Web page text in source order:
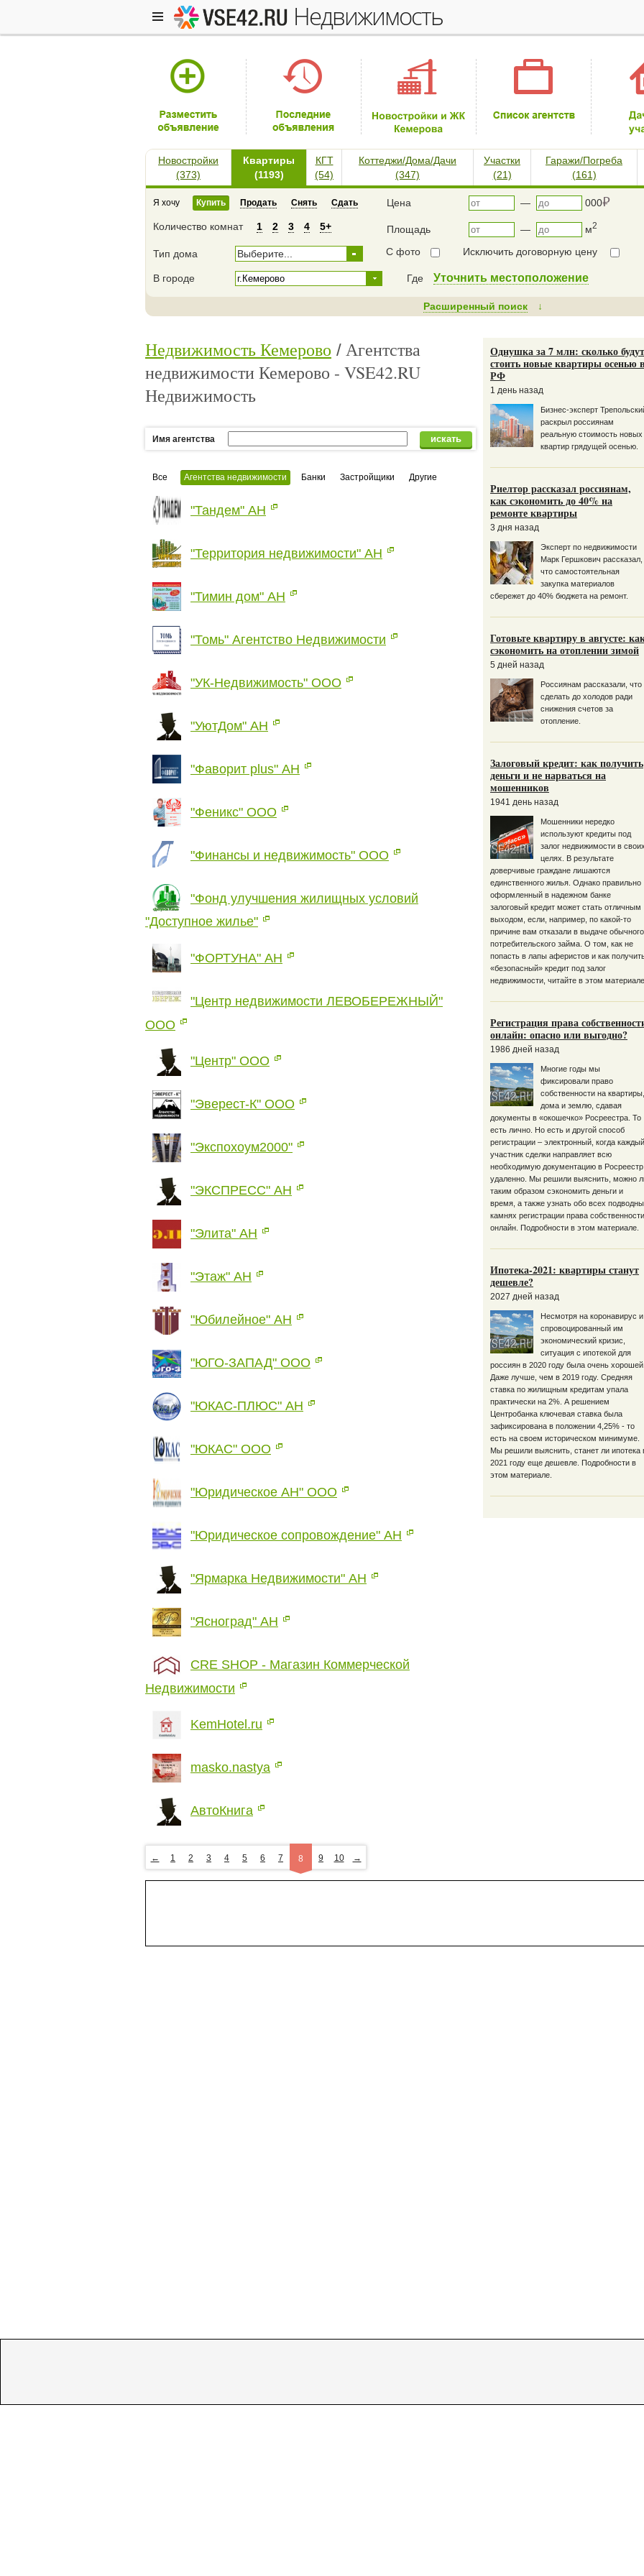
недвижимость
Новостройки
(373)
Квартиры
(1193)
КГТ
(54)
Коттеджи/Дома/Дачи
(347)
Участки
(21)
Гаражи/Погреба
(161)
Я хочу Купить Продать Снять Сдать Цена — 000⃏
Количество комнат 1 2 3 4 5+ Площадь — м2
Тип дома Выберите... С фото Исключить договорную цену
В городе Где Уточнить местоположение
Расширенный поиск ↓
Недвижимость Кемерово
Агентства
недвижимости Кемерово - VSE42.RU
Недвижимость
Имя агентства
Все Агентства недвижимости Банки Застройщики Другие
"Тандем" АН
"Территория недвижимости" АН
"Тимин дом" АН
"Томь" Агентство Недвижимости
"УК-Недвижимость" ООО
"УютДом" АН
"Фаворит plus" АН
"Феникс" ООО
"Финансы и недвижимость" ООО
"Фонд улучшения жилищных условий
"Доступное жилье"
"ФОРТУНА" АН
"Центр недвижимости ЛЕВОБЕРЕЖНЫЙ"
ООО
"Центр" ООО
"Эверест-К" ООО
"Экспохоум2000"
"ЭКСПРЕСС" АН
"Элита" АН
"Этаж" АН
"Юбилейное" АН
"ЮГО-ЗАПАД" ООО
"ЮКАС-ПЛЮС" АН
"ЮКАС" ООО
"Юридическое АН" ООО
"Юридическое сопровождение" АН
"Ярмарка Недвижимости" АН
"Ясноград" АН
CRE SHOP - Магазин Коммерческой
Недвижимости
KemHotel.ru
masko.nastya
АвтоКнига
← 1 2 3 4 5 6 7 8 9 10 →
Однушка за 7 млн: сколько будут
стоить новые квартиры осенью в
РФ
1 день назад
Бизнес-эксперт
раскрыл россиянам
реальную стоимость новых
квартир грядущей осенью.
Риелтор рассказал россиянам,
как сэкономить до 40% на
ремонте квартиры
3 дня назад
Эксперт по недвижимости
Марк Гершкoвич рассказал,
что самостоятельная
закупка материалов
сбережет до 40% бюджета на ремонт.
Готовьте квартиру в августе:
сэкономить на отоплении зимой
5 дней назад
Россиянам рассказали, что
сделать до холодов ради
снижения счетов за
отопление.
Залоговый кредит: как получить
деньги и не нарваться на
мошенников
1941 день назад
Мошенники нередко
используют кредиты под
залог недвижимости в своих
целях. В результате
доверчивые граждане лишаются
единственного жилья. Однако правильно
оформленный в надежном банке
залоговый кредит может стать отличным
выходом, если, например, по какой-то
причине вам отказали в выдаче обычного
потребительского займа. О том, как не
попасть в лапы аферистов и как
«безопасный» кредит под залог
недвижимости, читайте в этом материале.
Регистрация права
онлайн: опасно или выгодно?
1986 дней назад
Многие годы мы
фиксировали право
собственности на квартиры,
дома и землю, сдавая
документы в «окошечко» Росреестра. То
есть лично. Но есть и другой способ
регистрации – электронный, когда каждый
участник сделки направляет всю
необходимую документацию в Росреестр
удаленно. Мы решили выяснить, можно
таким образом сэкономить деньги и
время, а также узнать обо всех
камнях регистрации права собственности
онлайн. Подробности в этом материале.
Ипотека-2021: квартиры станут
дешевле?
2027 дней назад
Несмотря на коронавирус и
спровоцированный им
экономический кризис,
ситуация с ипотекой для
россиян в 2020 году была очень хорошей.
Даже лучше, чем в 2019 году. Средняя
ставка по жилищным кредитам упала
практически на 2%. А решением
Центробанка ключевая ставка была
зафиксирована в положении 4,25% - то
есть на своем историческом минимуме.
Мы решили выяснить, станет ли ипотека
2021 году еще дешевле. Подробности в
этом материале.